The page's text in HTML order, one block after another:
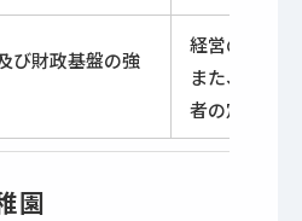
び財政基盤の強
経営の安定
また、教職
者の定着と
園